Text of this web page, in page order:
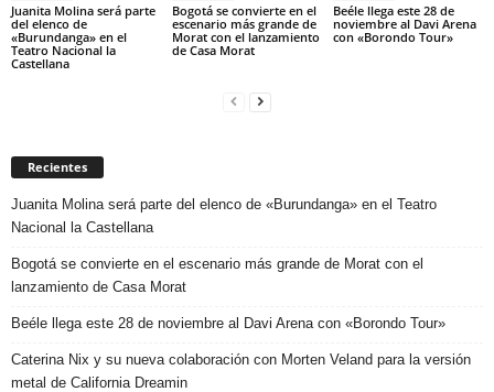
Juanita Molina será parte
del elenco de
«Burundanga» en el
Teatro Nacional la
Castellana
Bogotá se convierte en el
escenario más grande de
Morat con el lanzamiento
de Casa Morat
Beéle llega este 28 de
noviembre al Davi Arena
con «Borondo Tour»
Recientes
Juanita Molina será parte del elenco de «Burundanga» en el Teatro
Nacional la Castellana
Bogotá se convierte en el escenario más grande de Morat con el
lanzamiento de Casa Morat
Beéle llega este 28 de noviembre al Davi Arena con «Borondo Tour»
Caterina Nix y su nueva colaboración con Morten Veland para la versión
metal de California Dreamin